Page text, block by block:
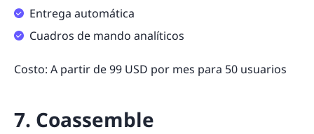
Entrega automática
Cuadros de mando analíticos
Costo: A partir de 99 USD por mes para 50 usuarios
7. Coassemble